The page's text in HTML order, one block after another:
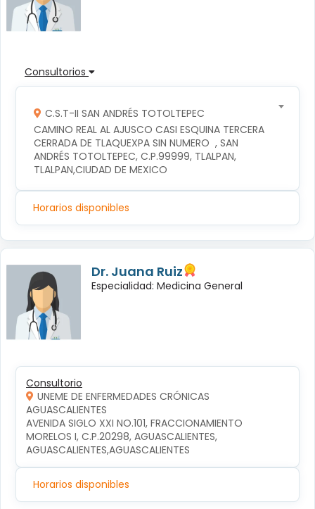
Consultorios
C.S.T-II SAN ANDRÉS TOTOLTEPEC
CAMINO REAL AL AJUSCO CASI ESQUINA TERCERA
CERRADA DE TLAQUEXPA SIN NUMERO  , SAN
ANDRÉS TOTOLTEPEC, C.P.99999, TLALPAN,
TLALPAN,CIUDAD DE MEXICO
Horarios disponibles
Dr. Juana Ruiz
Especialidad: Medicina General
Consultorio
UNEME DE ENFERMEDADES CRÓNICAS
AGUASCALIENTES
AVENIDA SIGLO XXI NO.101, FRACCIONAMIENTO
MORELOS I, C.P.20298, AGUASCALIENTES,
AGUASCALIENTES,AGUASCALIENTES
Horarios disponibles